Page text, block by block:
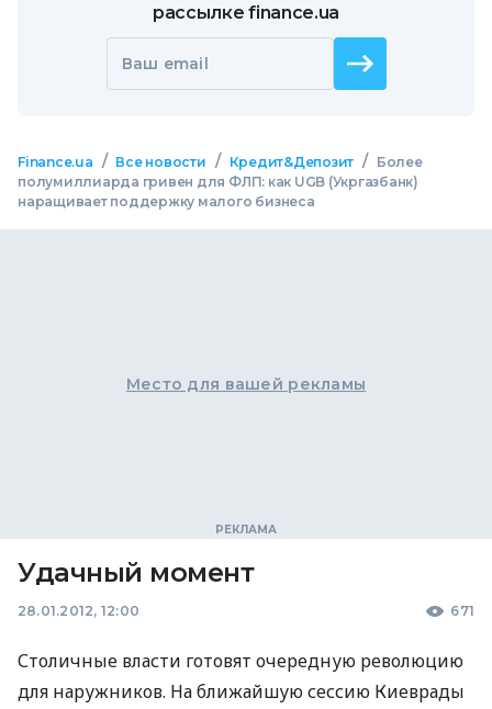
рассылке finance.ua
Ваш email
Finance.ua / Все новости / Кредит&Депозит /
Более
полумиллиарда гривен для ФЛП: как UGB (Укргазбанк)
наращивает поддержку малого бизнеса
Место для вашей рекламы
Удачный момент
28.01.2012, 12:00 671
Столичные власти готовят очередную революцию
для наружников. На ближайшую сессию Киеврады